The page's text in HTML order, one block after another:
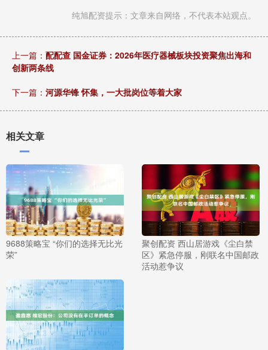
纯旭配资提示：文章来自网络，不代表本站观点。
上一篇： 配配查 国金证券：2026年医疗器械板块投资聚焦出海和
创新两条线
下一篇： 河源华锋 怀集，一大批岗位等着大家
相关文章
9688策略宝 “你们的选择无比光
荣”
聚创配资 西山居游戏《尘白禁
区》紧急停服，刚联名中国邮政
活动惹争议